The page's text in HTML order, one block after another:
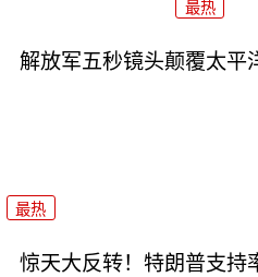
最热
解放军五秒镜头颠覆太平
最热
惊天大反转！特朗普支持